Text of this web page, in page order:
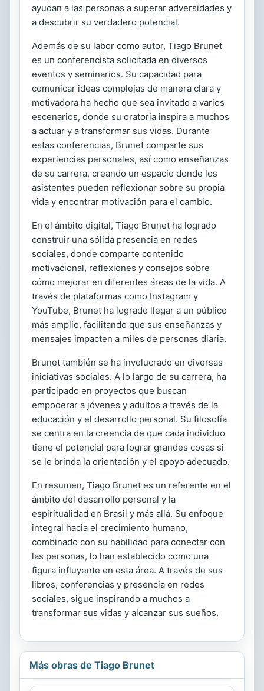
ayudan a las personas a superar adversidades y
a descubrir su verdadero potencial.
Además de su labor como autor, Tiago Brunet
es un conferencista solicitada en diversos
eventos y seminarios. Su capacidad para
comunicar ideas complejas de manera clara y
motivadora ha hecho que sea invitado a varios
escenarios, donde su oratoria inspira a muchos
a actuar y a transformar sus vidas. Durante
estas conferencias, Brunet comparte sus
experiencias personales, así como enseñanzas
de su carrera, creando un espacio donde los
asistentes pueden reflexionar sobre su propia
vida y encontrar motivación para el cambio.
En el ámbito digital, Tiago Brunet ha logrado
construir una sólida presencia en redes
sociales, donde comparte contenido
motivacional, reflexiones y consejos sobre
cómo mejorar en diferentes áreas de la vida. A
través de plataformas como Instagram y
YouTube, Brunet ha logrado llegar a un público
más amplio, facilitando que sus enseñanzas y
mensajes impacten a miles de personas diaria.
Brunet también se ha involucrado en diversas
iniciativas sociales. A lo largo de su carrera, ha
participado en proyectos que buscan
empoderar a jóvenes y adultos a través de la
educación y el desarrollo personal. Su filosofía
se centra en la creencia de que cada individuo
tiene el potencial para lograr grandes cosas si
se le brinda la orientación y el apoyo adecuado.
En resumen, Tiago Brunet es un referente en el
ámbito del desarrollo personal y la
espiritualidad en Brasil y más allá. Su enfoque
integral hacia el crecimiento humano,
combinado con su habilidad para conectar con
las personas, lo han establecido como una
figura influyente en esta área. A través de sus
libros, conferencias y presencia en redes
sociales, sigue inspirando a muchos a
transformar sus vidas y alcanzar sus sueños.
Más obras de Tiago Brunet